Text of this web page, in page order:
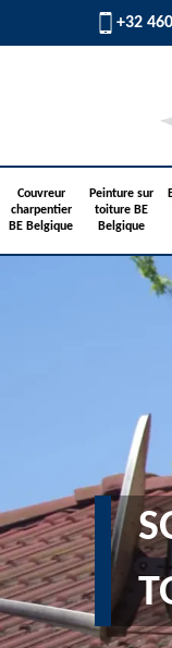
+32
Couvreur
charpentier
BE Belgique
Peinture sur
toiture BE
Belgique